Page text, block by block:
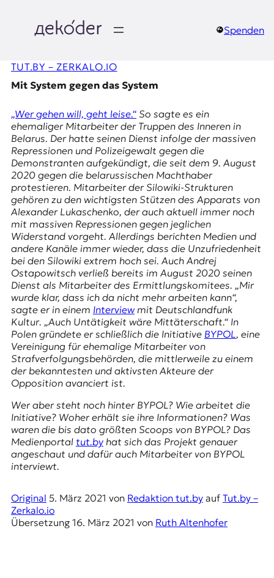
springen
e
k
o
d
e
r
|
D
E
K
O
D
E
R
W
s
s
,
J
o
Spenden
TUT.BY – ZERKALO.IO
Mit System gegen das System
„Wer gehen will, geht leise.“So sagte es ein
ehemaliger Mitarbeiter der Truppen des Innerenin
Belarus. Der hatte seinen Dienst infolge der massiven
Repressionen und Polizeigewalt gegen die
Demonstranten aufgekündigt, die seit dem 9. August
2020gegen die belarussischen Machthaber
protestieren. Mitarbeiter der Silowiki-Strukturen
gehören zu den wichtigsten Stützen des Apparats von
Alexander Lukaschenko, der auch aktuell immer noch
mit massiven Repressionen gegen jeglichen
Widerstand vorgeht. Allerdings berichten Medien und
andere Kanäle immer wieder, dass die Unzufriedenheit
bei den Silowiki extrem hoch sei. Auch Andrej
Ostapowitsch verließ bereits im August 2020 seinen
Dienst als Mitarbeiter des Ermittlungskomitees. „Mir
wurde klar, dass ich da nicht mehr arbeiten kann“,
sagte er in einem Interviewmit Deutschlandfunk
Kultur. „Auch Untätigkeit wäre Mittäterschaft.“ In
Polen gründete er schließlich die Initiative BYPOL, eine
Vereinigung für ehemalige Mitarbeiter von
Strafverfolgungsbehörden, die mittlerweile zu einem
der bekanntesten und aktivsten Akteure der
Opposition avanciert ist.
Wer aber steht noch hinter BYPOL? Wie arbeitet die
Initiative? Woher erhält sie ihre Informationen? Was
waren die bis dato größten Scoops von BYPOL? Das
Medienportal tut.byhat sich das Projekt genauer
angeschaut und dafür auch Mitarbeiter von BYPOL
interviewt.
Original 5. März 2021 von Redaktion tut.byauf Tut.by –
Zerkalo.io
Übersetzung 16. März 2021 von Ruth Altenhofer